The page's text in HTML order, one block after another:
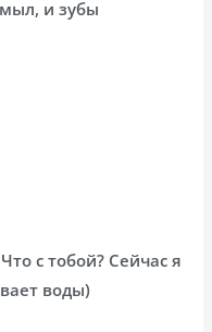
и зубы
с тобой? Сейчас я
воды)